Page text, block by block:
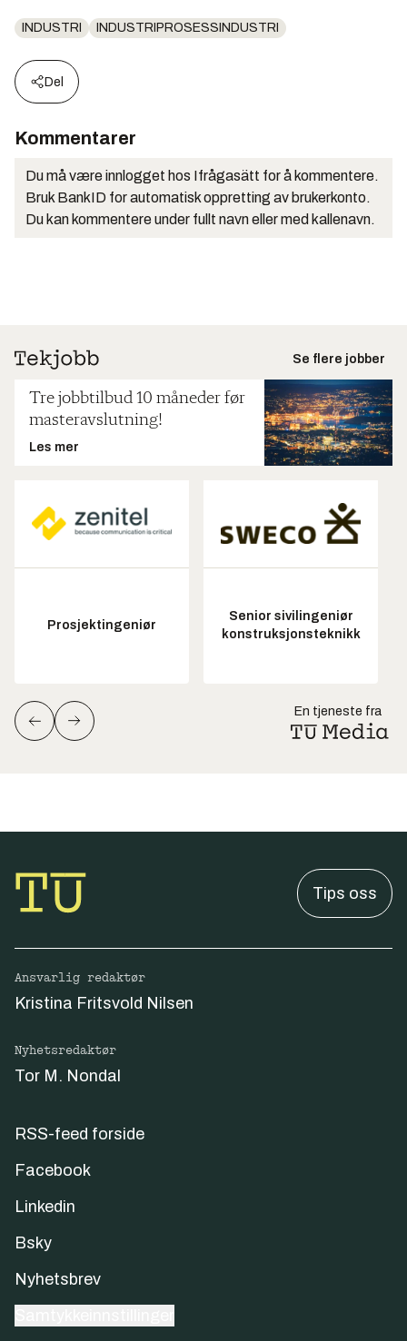
INDUSTRI INDUSTRIPROSESSINDUSTRI
Del
Kommentarer
Du må være innlogget hos Ifrågasätt for å kommentere.
Bruk BankID for automatisk oppretting av brukerkonto.
Du kan kommentere under fullt navn eller med kallenavn.
Se flere jobber
Tre jobbtilbud 10 måneder før
masteravslutning!
Les mer
Prosjektingeniør
Senior sivilingeniør
konstruksjonsteknikk
En tjeneste fra
Tips oss
Ansvarlig redaktør
Kristina Fritsvold Nilsen
Nyhetsredaktør
Tor M. Nondal
RSS-feed forside
Facebook
Linkedin
Bsky
Nyhetsbrev